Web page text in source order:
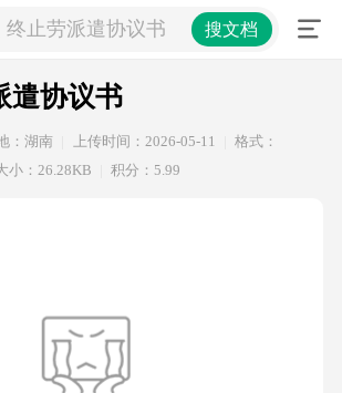
终止劳派遣协议书 搜文档
遣协议书
：湖南 上传时间：2026-05-11
格式：
小：26.28KB 积分：5.99